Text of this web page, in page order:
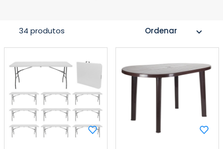
Ordenar expand_more
34 produtos